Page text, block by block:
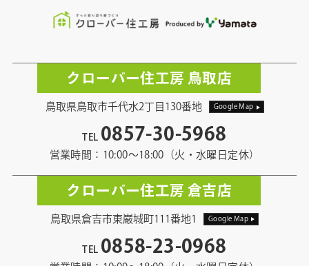
クローバー住工房 鳥取店
鳥取県鳥取市千代水2丁目130番地 Google Map
TEL 0857-30-5968
営業時間：10:00〜18:00（火・水曜日定休）
クローバー住工房 倉吉店
鳥取県倉吉市東巌城町111番地1 Google Map
TEL 0858-23-0968